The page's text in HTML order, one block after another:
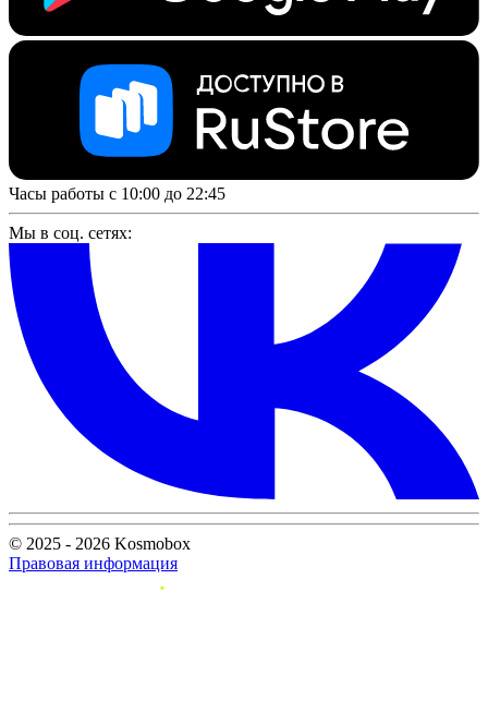
Часы работы с 10:00 до 22:45
Мы в соц. сетях:
© 2025 - 2026 Kosmobox
Правовая информация